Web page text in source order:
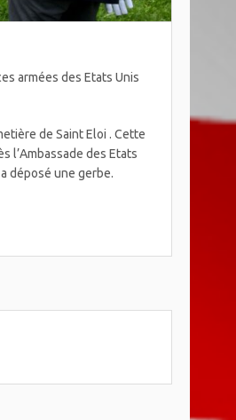
armées des Etats Unis
de Saint Eloi . Cette
l’Ambassade des Etats
déposé une gerbe.